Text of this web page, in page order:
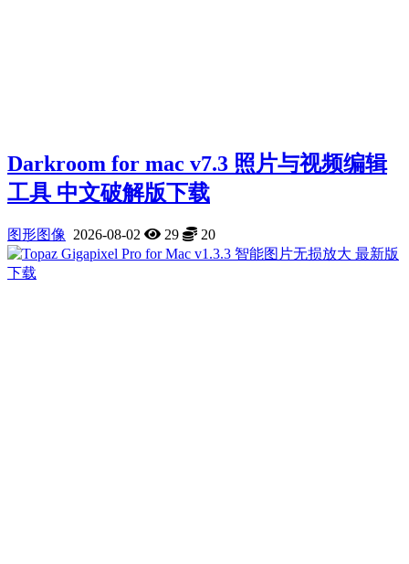
Darkroom for mac v7.3 照片与视频编辑
工具 中文破解版下载
图形图像 2026-08-02 29 20